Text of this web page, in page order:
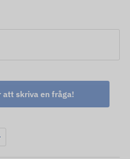
att skriva en fråga!